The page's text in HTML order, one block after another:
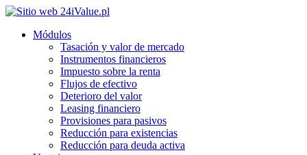
Módulos
Tasación y valor de mercado
Instrumentos financieros
Impuesto sobre la renta
Flujos de efectivo
Deterioro del valor
Leasing financiero
Provisiones para pasivos
Reducción para existencias
Reducción para deuda activa